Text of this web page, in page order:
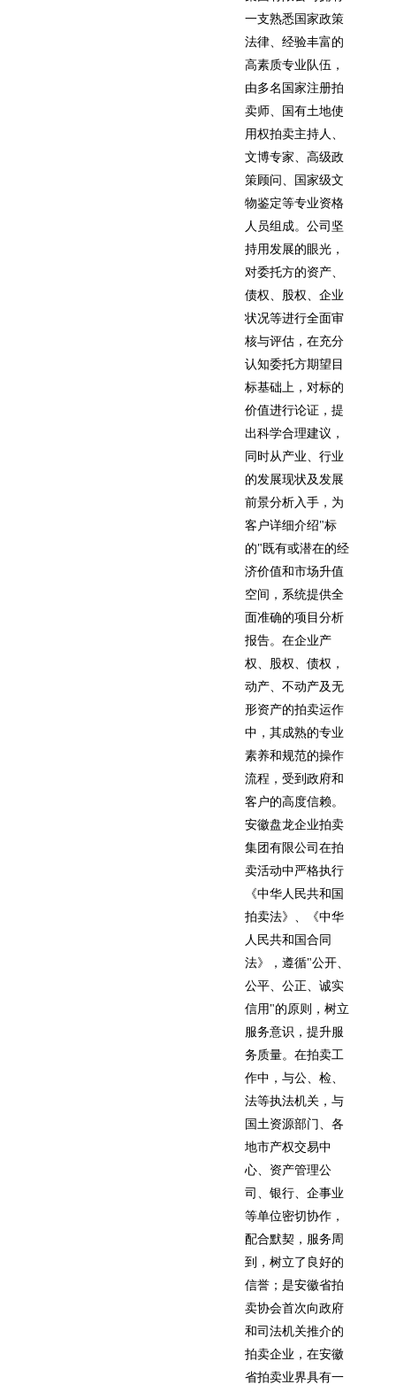
一支熟悉国家政策
法律、经验丰富的
高素质专业队伍，
由多名国家注册拍
卖师、国有土地使
用权拍卖主持人、
文博专家、高级政
策顾问、国家级文
物鉴定等专业资格
人员组成。公司坚
持用发展的眼光，
对委托方的资产、
债权、股权、企业
状况等进行全面审
核与评估，在充分
认知委托方期望目
标基础上，对标的
价值进行论证，提
出科学合理建议，
同时从产业、行业
的发展现状及发展
前景分析入手，为
客户详细介绍"标
的"既有或潜在的经
济价值和市场升值
空间，系统提供全
面准确的项目分析
报告。在企业产
权、股权、债权，
动产、不动产及无
形资产的拍卖运作
中，其成熟的专业
素养和规范的操作
流程，受到政府和
客户的高度信赖。
安徽盘龙企业拍卖
集团有限公司在拍
卖活动中严格执行
《中华人民共和国
拍卖法》、《中华
人民共和国合同
法》，遵循"公开、
公平、公正、诚实
信用"的原则，树立
服务意识，提升服
务质量。在拍卖工
作中，与公、检、
法等执法机关，与
国土资源部门、各
地市产权交易中
心、资产管理公
司、银行、企事业
等单位密切协作，
配合默契，服务周
到，树立了良好的
信誉；是安徽省拍
卖协会首次向政府
和司法机关推介的
拍卖企业，在安徽
省拍卖业界具有一